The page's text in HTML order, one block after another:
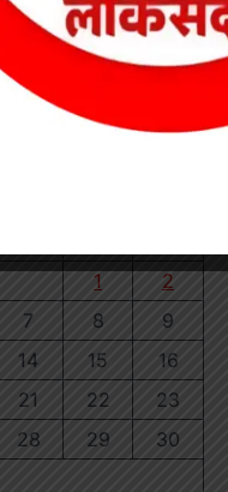
रामधन पटेल रिश्वतखोरी के
का किया भव्य स्वागत, सावन
1
2
7 8
9
14 15
16
21 22
23
28 29
30